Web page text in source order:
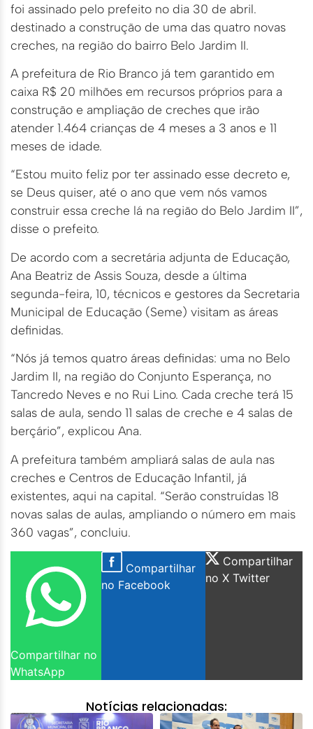
foi assinado pelo prefeito no dia 30 de abril.
destinado a construção de uma das quatro novas
creches, na região do bairro Belo Jardim II.
A prefeitura de Rio Branco já tem garantido em
caixa R$ 20 milhões em recursos próprios para a
construção e ampliação de creches que irão
atender 1.464 crianças de 4 meses a 3 anos e 11
meses de idade.
“Estou muito feliz por ter assinado esse decreto e,
se Deus quiser, até o ano que vem nós vamos
construir essa creche lá na região do Belo Jardim II”,
disse o prefeito.
De acordo com a secretária adjunta de Educação,
Ana Beatriz de Assis Souza, desde a última
segunda-feira, 10, técnicos e gestores da Secretaria
Municipal de Educação (Seme) visitam as áreas
definidas.
“Nós já temos quatro áreas definidas: uma no Belo
Jardim II, na região do Conjunto Esperança, no
Tancredo Neves e no Rui Lino. Cada creche terá 15
salas de aula, sendo 11 salas de creche e 4 salas de
berçário”, explicou Ana.
A prefeitura também ampliará salas de aula nas
creches e Centros de Educação Infantil, já
existentes, aqui na capital. “Serão construídas 18
novas salas de aulas, ampliando o número em mais
360 vagas”, concluiu.
Compartilhar no
WhatsApp
Compartilhar
no Facebook
Compartilhar
no X Twitter
Notícias relacionadas: